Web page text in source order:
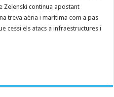
Zelenski continua apostant
treva aèria i marítima com a pas
cessi els atacs a infraestructures i